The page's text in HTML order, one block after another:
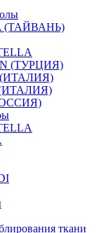
(ТАЙВАНЬ)
(ТУРЦИЯ)
(ИТАЛИЯ)
(ИТАЛИЯ)
ткани